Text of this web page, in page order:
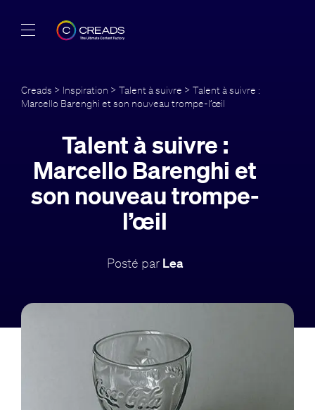
Offres
Guide
Creads > Inspiration > Talent à suivre > Talent à suivre :
Marcello Barenghi et son nouveau trompe-l’œil
Talent à suivre :
Marcello Barenghi et
son nouveau trompe-
l’œil
Posté par Lea